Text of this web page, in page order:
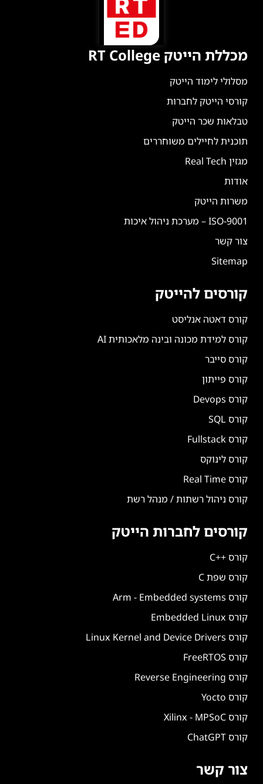
מכללת הייטק RT College
מסלולי לימוד הייטק
קורסי הייטק לחברות
טבלאות שכר הייטק
תוכנית לחיילים משוחררים
מגזין Real Tech
אודות
משרות הייטק
ISO-9001 – מערכת ניהול איכות
צור קשר
Sitemap
קורסים להייטק
קורס דאטה אנליסט
קורס למידת מכונה ובינה מלאכותית AI
קורס סייבר
קורס פייתון
קורס Devops
קורס SQL
קורס Fullstack
קורס לינוקס
קורס Real Time
קורס ניהול רשתות / מנהל רשת
קורסים לחברות הייטק
קורס ++C
קורס שפת C
קורס Arm - Embedded systems
קורס Embedded Linux
קורס Linux Kernel and Device Drivers
קורס FreeRTOS
קורס Reverse Engineering
קורס Yocto
קורס Xilinx - MPSoC
קורס ChatGPT
צור קשר